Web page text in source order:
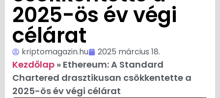
2025-ös év végi
célárat
kriptomagazin.hu 2025 március 18.
Kezdőlap » Ethereum: A Standard
Chartered drasztikusan csökkentette a
2025-ös év végi célárat